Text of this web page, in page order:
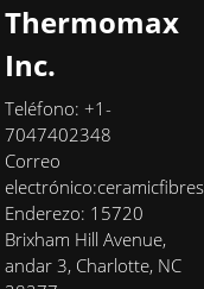
Thermomax
Inc.
Teléfono: +1-
7047402348
Correo
electrónico:
Enderezo: 15720
Brixham Hill Avenue,
andar 3, Charlotte, NC